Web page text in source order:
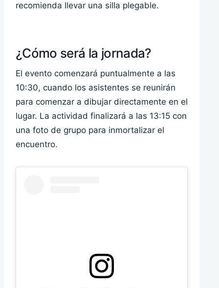
recomienda llevar una silla plegable.
¿Cómo será la jornada?
El evento comenzará puntualmente a las
10:30, cuando los asistentes se reunirán
para comenzar a dibujar directamente en el
lugar. La actividad finalizará a las 13:15 con
una foto de grupo para inmortalizar el
encuentro.